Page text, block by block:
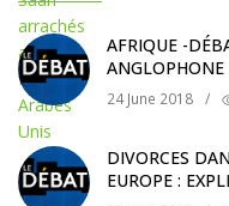
AFRIQUE -
ANGLOPHONE
24 June 2018 /
DIVORCES
EUROPE :